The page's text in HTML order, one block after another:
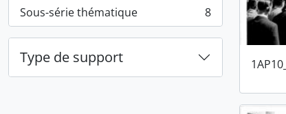
Sous-série thématique
, 8 résultats 8
Type de support